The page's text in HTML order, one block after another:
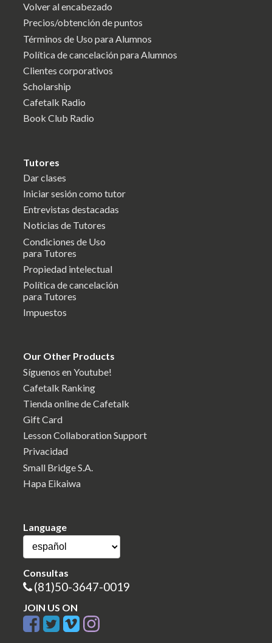
Volver al encabezado
Precios/obtención de puntos
Términos de Uso para Alumnos
Política de cancelación para Alumnos
Clientes corporativos
Scholarship
Cafetalk Radio
Book Club Radio
Tutores
Dar clases
Iniciar sesión como tutor
Entrevistas destacadas
Noticias de Tutores
Condiciones de Uso
para Tutores
Propiedad intelectual
Política de cancelación
para Tutores
Impuestos
Our Other Products
Síguenos en Youtube!
Cafetalk Ranking
Tienda online de Cafetalk
Gift Card
Lesson Collaboration Support
Privacidad
Small Bridge S.A.
Hapa Eikaiwa
Language
Consultas
(81)50-3647-0019
JOIN US ON